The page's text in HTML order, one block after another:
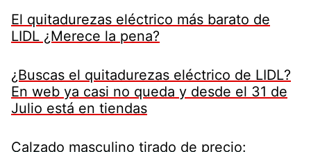
El quitadurezas eléctrico más barato de
LIDL ¿Merece la pena?
¿Buscas el quitadurezas eléctrico de LIDL?
En web ya casi no queda y desde el 31 de
Julio está en tiendas
Calzado masculino tirado de precio: